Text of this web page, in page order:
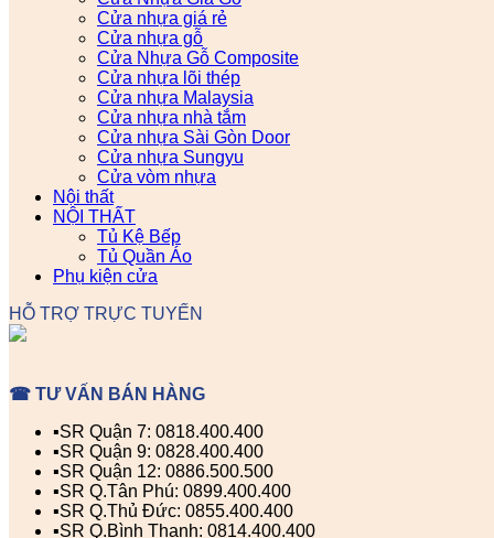
Cửa nhựa giá rẻ
Cửa nhựa gỗ
Cửa Nhựa Gỗ Composite
Cửa nhựa lõi thép
Cửa nhựa Malaysia
Cửa nhựa nhà tắm
Cửa nhựa Sài Gòn Door
Cửa nhựa Sungyu
Cửa vòm nhựa
Nội thất
NỘI THẤT
Tủ Kệ Bếp
Tủ Quần Áo
Phụ kiện cửa
HỖ TRỢ TRỰC TUYẾN
☎ TƯ VẤN BÁN HÀNG
▪️SR Quận 7: 0818.400.400
▪️SR Quận 9: 0828.400.400
▪️SR Quận 12: 0886.500.500
▪️SR Q.Tân Phú: 0899.400.400
▪️SR Q.Thủ Đức: 0855.400.400
▪️SR Q.Bình Thạnh: 0814.400.400